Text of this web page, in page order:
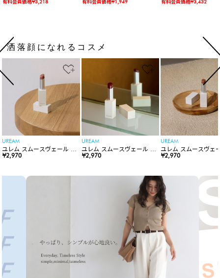
有料会員価格¥3,218 有料会員価格¥1,949 有料会員価格¥3,432
洒落顔になれるコスメ
UREAM
ユレム スムースヴェール リ
ップスティック
¥2,970
UREAM
ユレム スムースヴェール リ
ップスティック
¥2,970
UREAM
ユレム スムースヴェ
ップスティック
¥2,970